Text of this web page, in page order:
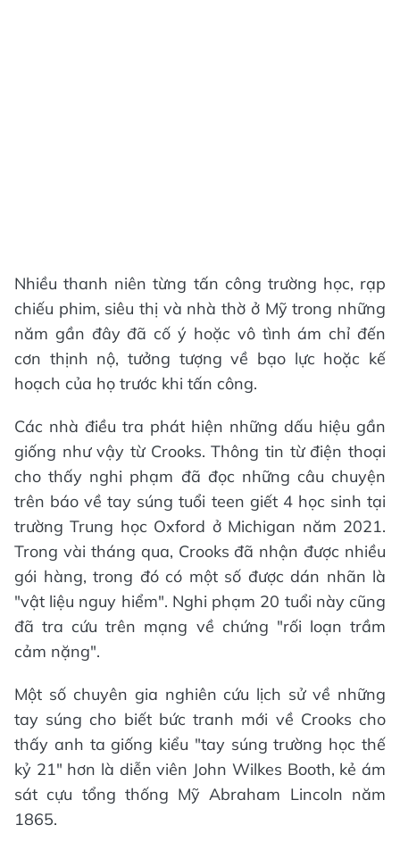
Nhiều thanh niên từng tấn công trường học, rạp
chiếu phim, siêu thị và nhà thờ ở Mỹ trong những
năm gần đây đã cố ý hoặc vô tình ám chỉ đến
cơn thịnh nộ, tưởng tượng về bạo lực hoặc kế
hoạch của họ trước khi tấn công.
Các nhà điều tra phát hiện những dấu hiệu gần
giống như vậy từ Crooks. Thông tin từ điện thoại
cho thấy nghi phạm đã đọc những câu chuyện
trên báo về tay súng tuổi teen giết 4 học sinh tại
trường Trung học Oxford ở Michigan năm 2021.
Trong vài tháng qua, Crooks đã nhận được nhiều
gói hàng, trong đó có một số được dán nhãn là
"vật liệu nguy hiểm". Nghi phạm 20 tuổi này cũng
đã tra cứu trên mạng về chứng "rối loạn trầm
cảm nặng".
Một số chuyên gia nghiên cứu lịch sử về những
tay súng cho biết bức tranh mới về Crooks cho
thấy anh ta giống kiểu "tay súng trường học thế
kỷ 21" hơn là diễn viên John Wilkes Booth, kẻ ám
sát cựu tổng thống Mỹ Abraham Lincoln năm
1865.